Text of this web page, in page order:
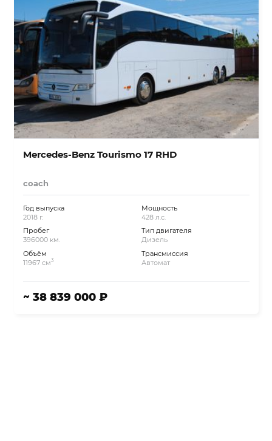
Mercedes-Benz Tourismo 17 RHD
coach
Год выпуска
2018 г.
Пробег
396000 км.
Объём
11967 см3
Мощность
428 л.с.
Тип двигателя
Дизель
Трансмиссия
Автомат
~ 38 839 000 ₽